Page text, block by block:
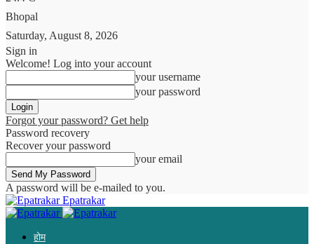
Bhopal
Saturday, August 8, 2026
Sign in
Welcome! Log into your account
your username
your password
Forgot your password? Get help
Password recovery
Recover your password
your email
A password will be e-mailed to you.
Epatrakar
होम